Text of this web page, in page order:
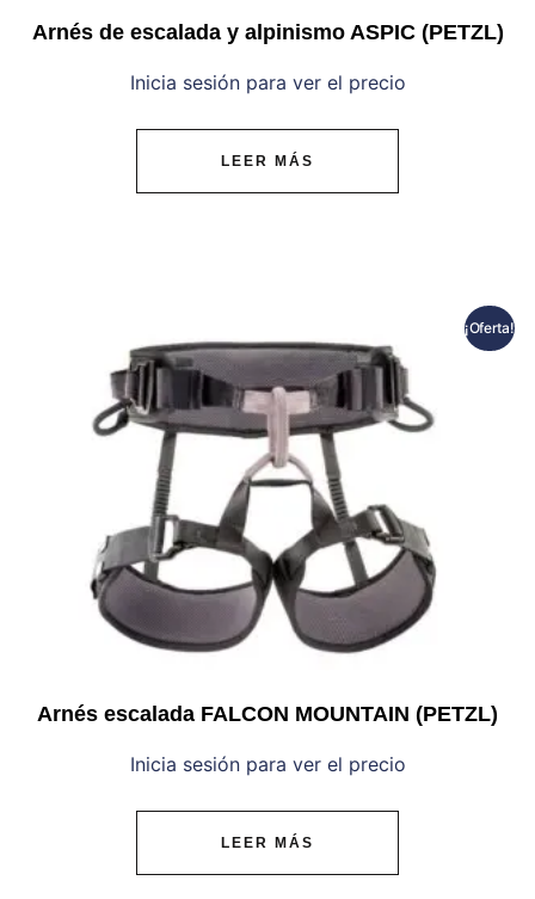
Arnés de escalada y alpinismo ASPIC (PETZL)
Inicia sesión para ver el precio
LEER MÁS
¡Oferta!
Arnés escalada FALCON MOUNTAIN (PETZL)
Inicia sesión para ver el precio
LEER MÁS